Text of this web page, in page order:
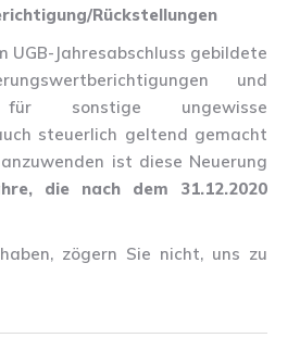
Rückstellungen
UGB-Jahresabschluss gebildete
und
für sonstige ungewisse
steuerlich geltend gemacht
ist diese Neuerung
die nach dem 31.12.2020
zögern Sie nicht, uns zu